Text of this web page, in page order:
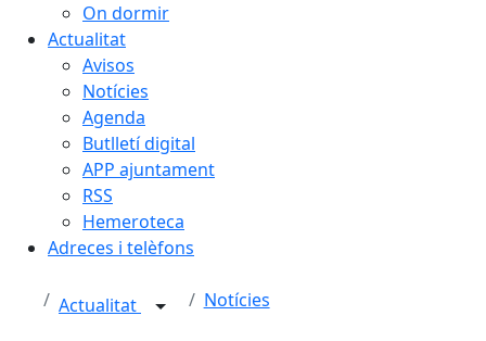
On dormir
Actualitat
Avisos
Notícies
Agenda
Butlletí digital
APP ajuntament
RSS
Hemeroteca
Adreces i telèfons
Actualitat Notícies